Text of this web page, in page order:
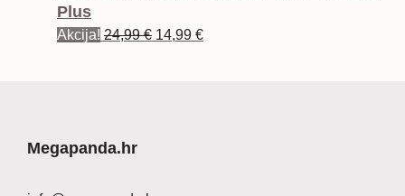
Plus
Akcija! 24,99€ Izvorna
14,99 €Trenutna
Megapanda.hr